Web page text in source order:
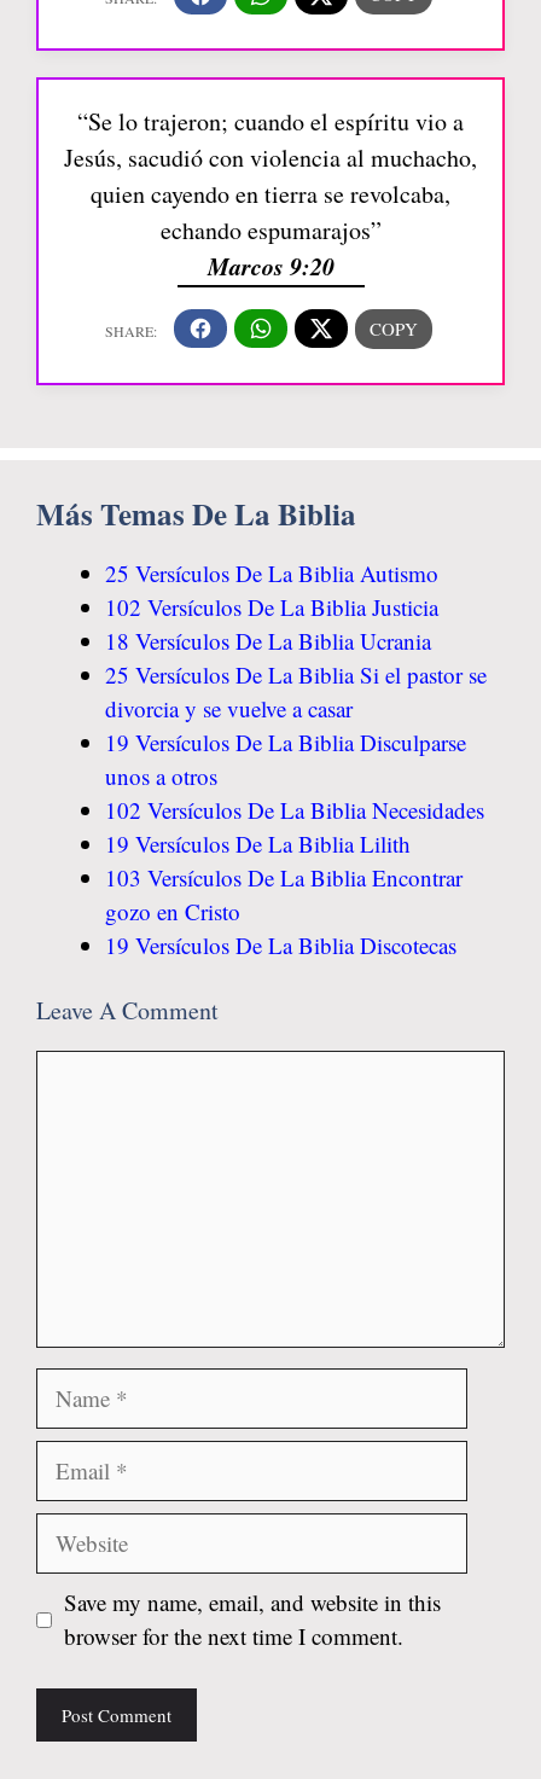
“Se lo trajeron; cuando el espíritu vio a
Jesús, sacudió con violencia al muchacho,
quien cayendo en tierra se revolcaba,
echando espumarajos”
Marcos 9:20
Más Temas De La Biblia
25 Versículos De La Biblia Autismo
102 Versículos De La Biblia Justicia
18 Versículos De La Biblia Ucrania
25 Versículos De La Biblia Si el pastor se
divorcia y se vuelve a casar
19 Versículos De La Biblia Disculparse
unos a otros
102 Versículos De La Biblia Necesidades
19 Versículos De La Biblia Lilith
103 Versículos De La Biblia Encontrar
gozo en Cristo
19 Versículos De La Biblia Discotecas
Leave A Comment
Name
Email
Website
Save my name, email, and website in this
browser for the next time I comment.